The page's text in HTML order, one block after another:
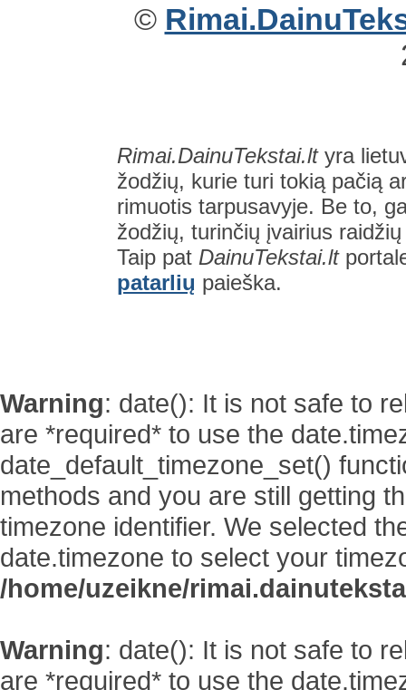
©
Rimai.DainuTekstai.ltyra
žodžių, kurie turi tokią pačią
rimuotis tarpusavyje. Be to,
žodžių, turinčių įvairius
Taip pat DainuTekstai.lt
patarlių paieška.
Warning: date(): It is not safe to
are *required* to use the
date_default_timezone_set()
methods and you are still getting
timezone identifier. We selected
date.timezone to select your
/home/uzeikne/
Warning: date(): It is not safe to
are *required* to use the